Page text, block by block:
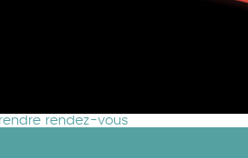
rendez-vous